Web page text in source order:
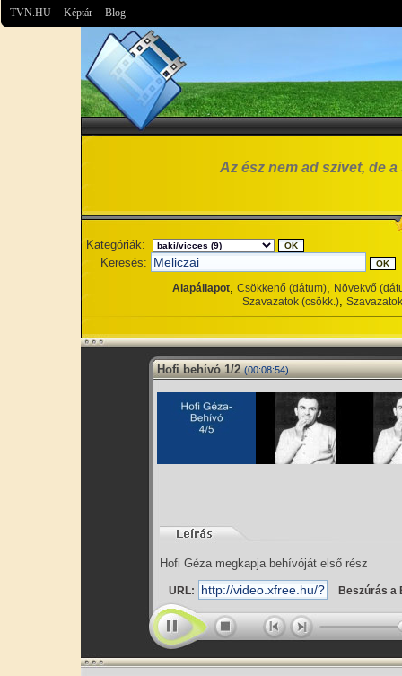
TVN.HU Képtár Blog
Az ész nem ad szivet, de
Kategóriák:
Keresés:
Alapállapot, Csökkenő (dátum), Növekvő
Szavazatok (csökk.),
Hofi behívó 1/2 (00:08:54)
Hofi Géza megkapja behívóját első rész
URL: Beszúrás a